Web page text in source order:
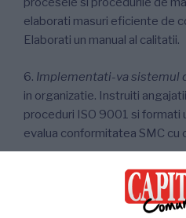
elaborati masuri eficiente de
Elaborati un manual al calitatii.
6. Implementati-va sistemul
in organizatie. Instruiti
proceduri ISO 9001 si formati
evalua conformitatea SMC cu
Auditati-va sistemul de
. Efectuati
preventive si corective pentru